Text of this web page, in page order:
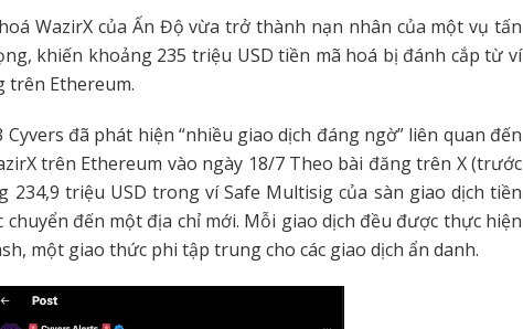
WazirX của Ấn Độ vừa trở thành nạn nhân của một vụ tấn
khiến khoảng 235 triệu USD tiền mã hoá bị đánh cắp từ ví
trên Ethereum.
đã phát hiện “nhiều giao dịch đáng ngờ” liên quan đến
trên Ethereum vào ngày 18/7 Theo bài đăng trên X (trước
234,9 triệu USD trong ví Safe Multisig của sàn giao dịch tiền
đến một địa chỉ mới. Mỗi giao dịch đều được thực hiện
một giao thức phi tập trung cho các giao dịch ẩn danh.